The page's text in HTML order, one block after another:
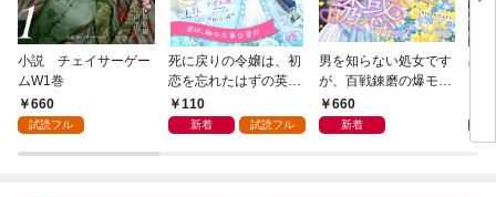
小説 チェイサーゲー
ムW1巻
660
試読フル
死に戻りの令嬢は、初
恋を忘れたはずの英雄
騎士から一途に愛され
る【１】
110
新着 試読フル
男を知らない処女です
が、百戦錬磨の爆モテ
護衛騎士様をえっちに
誘惑してみます！
660
新着
占
の
と